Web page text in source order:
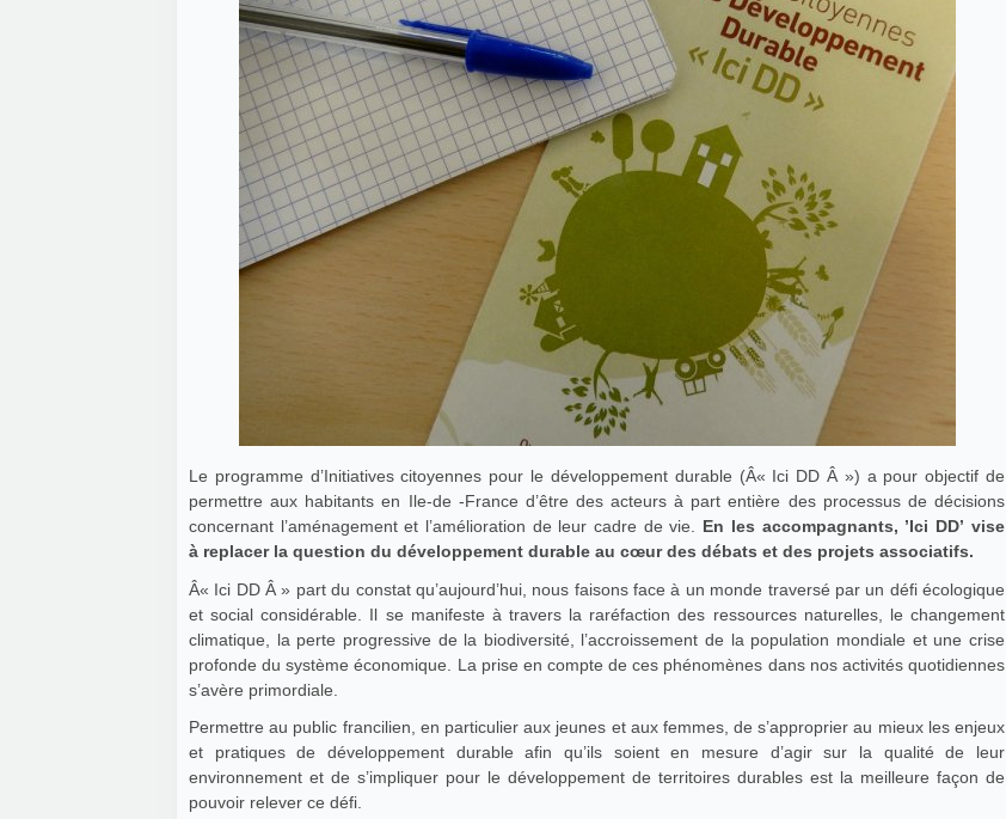
Le programme d’Initiatives citoyennes pour le développement durable (Â« Ici DD Â ») a pour objectif de
permettre aux habitants en Ile-de -France d’être des acteurs à part entière des processus de décisions
concernant l’aménagement et l’amélioration de leur cadre de vie. En les accompagnants, ’Ici DD’ vise
à replacer la question du développement durable au cœur des débats et des projets associatifs.
Â« Ici DD Â » part du constat qu’aujourd’hui, nous faisons face à un monde traversé par un défi écologique
et social considérable. Il se manifeste à travers la raréfaction des ressources naturelles, le changement
climatique, la perte progressive de la biodiversité, l’accroissement de la population mondiale et une crise
profonde du système économique. La prise en compte de ces phénomènes dans nos activités quotidiennes
s’avère primordiale.
Permettre au public francilien, en particulier aux jeunes et aux femmes, de s’approprier au mieux les enjeux
et pratiques de développement durable afin qu’ils soient en mesure d’agir sur la qualité de leur
environnement et de s’impliquer pour le développement de territoires durables est la meilleure façon de
pouvoir relever ce défi.